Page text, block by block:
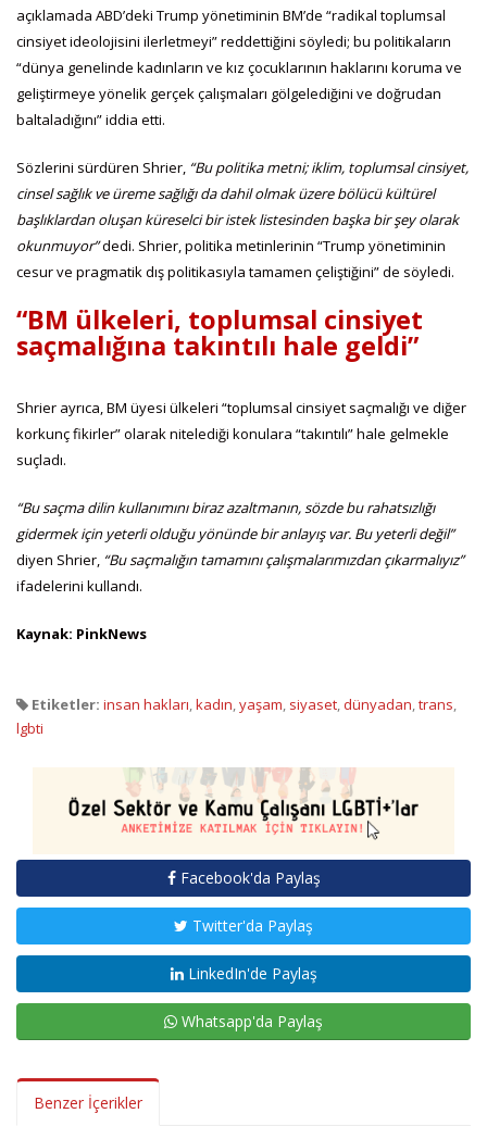
açıklamada ABD’deki Trump yönetiminin BM’de “radikal toplumsal
cinsiyet ideolojisini ilerletmeyi” reddettiğini söyledi; bu politikaların
“dünya genelinde kadınların ve kız çocuklarının haklarını koruma ve
geliştirmeye yönelik gerçek çalışmaları gölgelediğini ve doğrudan
baltaladığını” iddia etti.
Sözlerini sürdüren Shrier, “Bu politika metni; iklim, toplumsal cinsiyet,
cinsel sağlık ve üreme sağlığı da dahil olmak üzere bölücü kültürel
başlıklardan oluşan küreselci bir istek listesinden başka bir şey olarak
okunmuyor”dedi. Shrier, politika metinlerinin “Trump yönetiminin
cesur ve pragmatik dış politikasıyla tamamen çeliştiğini” de söyledi.
“BM ülkeleri, toplumsal cinsiyet
saçmalığına takıntılı hale geldi”
Shrier ayrıca, BM üyesi ülkeleri “toplumsal cinsiyet saçmalığı ve diğer
korkunç fikirler” olarak nitelediği konulara “takıntılı” hale gelmekle
suçladı.
“Bu saçma dilin kullanımını biraz azaltmanın, sözde bu rahatsızlığı
gidermek için yeterli olduğu yönünde bir anlayış var. Bu yeterli değil”
diyen Shrier, “Bu saçmalığın tamamını çalışmalarımızdan çıkarmalıyız”
ifadelerini kullandı.
Kaynak: PinkNews
Etiketler: insan hakları,kadın,yaşam, siyaset,dünyadan,trans,
lgbti
Facebook'da Paylaş
Twitter'da Paylaş
LinkedIn'de Paylaş
Whatsapp'da Paylaş
Benzer İçerikler